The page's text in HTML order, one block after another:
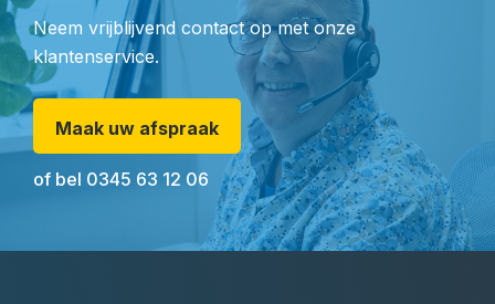
Neem vrijblijvend contact op met onze
klantenservice.
Maak uw afspraak
of bel 0345 63 12 06